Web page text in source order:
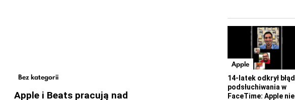
Bez kategorii
Apple i Beats pracują nad
Apple
14-latek odkrył błąd
podsłuchiwania w
FaceTime: Apple nie